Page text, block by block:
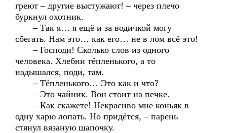
греют – другие выстужают! – через плечо
буркнул охотник.
– Так я… я ещё и за водичкой могу
сбегать. Нам это… как его… не в лом всё это!
– Господи! Сколько слов из одного
человека. Хлебни тёпленького, а то
надышался, поди, там.
– Тёпленького… Это как и что?
– Это чайник. Вон стоит на печке.
– Как скажете! Некрасиво мне коньяк в
одну харю лопать. Но придётся, – парень
стянул вязаную шапочку.